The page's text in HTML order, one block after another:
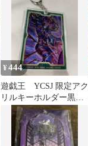
¥444
遊戯王 YCSJ 限定アク
リルキーホルダー黒き
混沌の魔術師ブラック
カオス ④